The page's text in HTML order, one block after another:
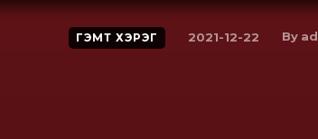
ГЭМТ ХЭРЭГ 2021-12-22 By